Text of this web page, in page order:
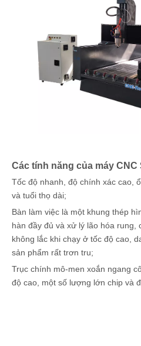
Các tính năng của máy CNC
Tốc độ nhanh, độ chính xác cao,
và tuổi thọ dài;
Bàn làm việc là một khung thép
hàn đầy đủ và xử lý lão hóa rung,
không lắc khi chạy ở tốc độ cao,
sản phẩm rất trơn tru;
Trục chính mô-men xoắn ngang
độ cao, một số lượng lớn chip và